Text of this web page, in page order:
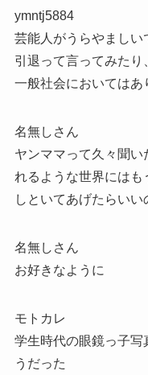
ymntj5884
芸能人がうらやましい
引退って言ってみたり
一般社会においてはあ
名無しさん
ヤンママって久々聞
れるような世界にはも
しといてあげたらいい
名無しさん
お好きなように
モトカレ
学生時代の眼鏡っ子写
うだった